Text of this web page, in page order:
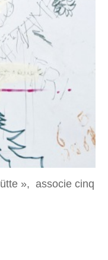
», associe cinq